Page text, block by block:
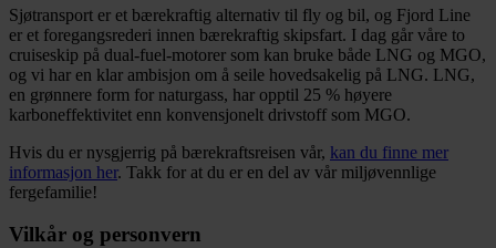
Sjøtransport er et bærekraftig alternativ til fly og bil, og Fjord Line
er et foregangsrederi innen bærekraftig skipsfart. I dag går våre to
cruiseskip på dual-fuel-motorer som kan bruke både LNG og MGO,
og vi har en klar ambisjon om å seile hovedsakelig på LNG. LNG,
en grønnere form for naturgass, har opptil 25 % høyere
karboneffektivitet enn konvensjonelt drivstoff som MGO.
Hvis du er nysgjerrig på bærekraftsreisen vår, kan du finne mer
informasjon her. Takk for at du er en del av vår miljøvennlige
fergefamilie!
Vilkår og personvern